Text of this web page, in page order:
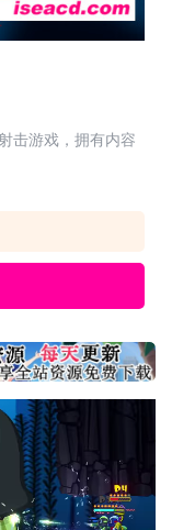
击游戏，拥有内容